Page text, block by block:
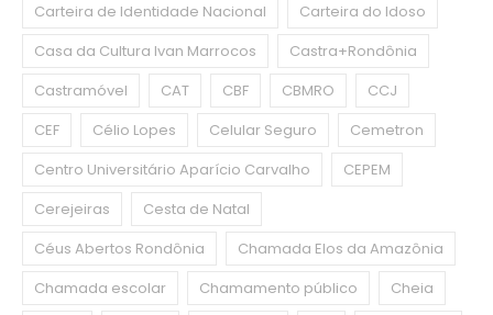
Carteira de Identidade Nacional
Carteira do Idoso
Casa da Cultura Ivan Marrocos
Castra+Rondônia
Castramóvel
CAT CBF CBMRO
CCJ
CEF
Célio Lopes Celular Seguro
Cemetron
Centro Universitário Aparício Carvalho
CEPEM
Cerejeiras
Cesta de Natal
Céus Abertos Rondônia
Chamada Elos da Amazônia
Chamada escolar
Chamamento público
Cheia